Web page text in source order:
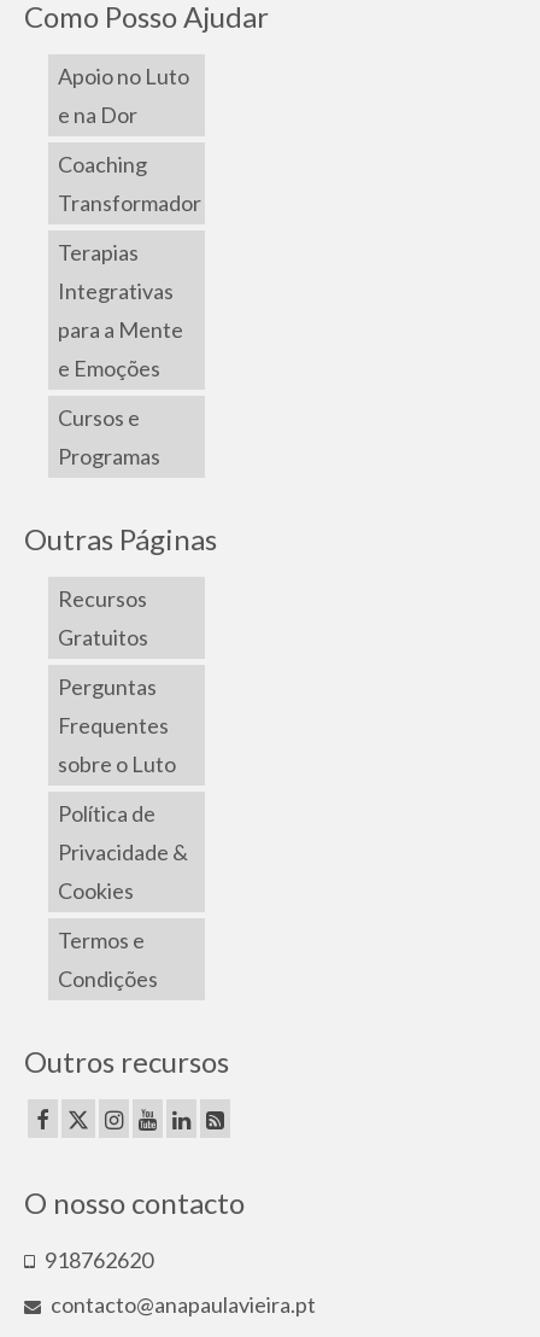
Como Posso Ajudar
Apoio no Luto
e na Dor
Coaching
Transformador
Terapias
Integrativas
para a Mente
e Emoções
Cursos e
Programas
Outras Páginas
Recursos
Gratuitos
Perguntas
Frequentes
sobre o Luto
Política de
Privacidade &
Cookies
Termos e
Condições
Outros recursos
O nosso contacto
918762620
contacto@anapaulavieira.pt